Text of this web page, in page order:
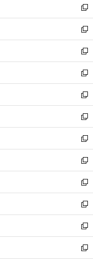
く
で
開
く
ド
ウ
で
開
く
新
し
い
ウ
ィ
ン
ド
ウ
で
開
く
新
し
い
ウ
ィ
ン
ド
ウ
で
開
く
新
し
い
ウ
ィ
ン
ド
ウ
で
開
く
新
し
い
ウ
ィ
ン
ド
ウ
で
開
く
新
し
い
ウ
ィ
ン
ド
ウ
で
開
く
新
し
い
ウ
ィ
ン
ド
ウ
で
開
く
新
し
い
ウ
ィ
ン
ド
ウ
で
開
く
新
し
い
ウ
ィ
ン
ド
ウ
で
開
新
し
い
ウ
ィ
ン
ド
ウ
新
し
い
ウ
ィ
ン
新
し
い
ウ
新
し